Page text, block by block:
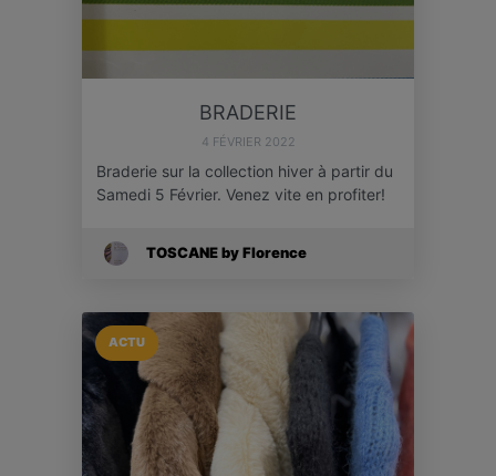
BRADERIE
4 FÉVRIER 2022
Braderie sur la collection hiver à partir du
Samedi 5 Février. Venez vite en profiter!
TOSCANE by Florence
ACTU